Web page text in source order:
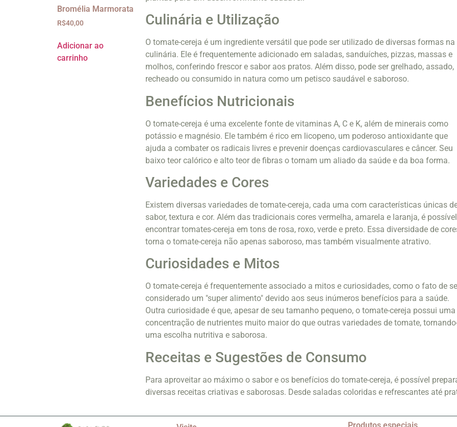
Bromélia Marmorata
R$40,00
Adicionar ao
carrinho
Culinária e Utilização
O tomate-cereja é um ingrediente versátil que pode ser utilizado de diversas formas na
culinária. Ele é frequentemente adicionado em saladas, sanduíches, pizzas, massas e
molhos, conferindo frescor e sabor aos pratos. Além disso, pode ser grelhado, assado,
recheado ou consumido in natura como um petisco saudável e saboroso.
Benefícios Nutricionais
O tomate-cereja é uma excelente fonte de vitaminas A, C e K, além de minerais como
potássio e magnésio. Ele também é rico em licopeno, um poderoso antioxidante que
ajuda a combater os radicais livres e prevenir doenças cardiovasculares e câncer. Seu
baixo teor calórico e alto teor de fibras o tornam um aliado da saúde e da boa forma.
Variedades e Cores
Existem diversas variedades de tomate-cereja, cada uma com características únicas
sabor, textura e cor. Além das tradicionais cores vermelha, amarela e laranja, é possível
encontrar tomates-cereja em tons de rosa, roxo, verde e preto. Essa diversidade de
torna o tomate-cereja não apenas saboroso, mas também visualmente atrativo.
Curiosidades e Mitos
O tomate-cereja é frequentemente associado a mitos e curiosidades, como o fato de
considerado um "super alimento" devido aos seus inúmeros benefícios para a saúde.
Outra curiosidade é que, apesar de seu tamanho pequeno, o tomate-cereja possui uma
concentração de nutrientes muito maior do que outras variedades de tomate,
uma escolha nutritiva e saborosa.
Receitas e Sugestões de Consumo
Para aproveitar ao máximo o sabor e os benefícios do tomate-cereja, é possível
diversas receitas criativas e saborosas. Desde saladas coloridas e refrescantes até